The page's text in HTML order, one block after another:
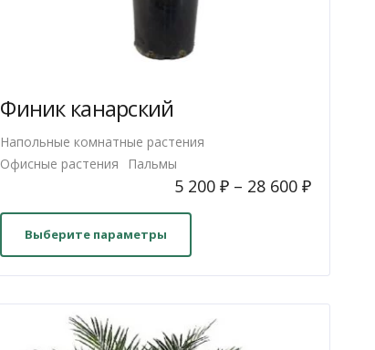
Финик канарский
Напольные комнатные растения
Офисные растения
Пальмы
5 200 ₽– 28 600 ₽
Выберите параметры
имеет
несколько
Опции
можно